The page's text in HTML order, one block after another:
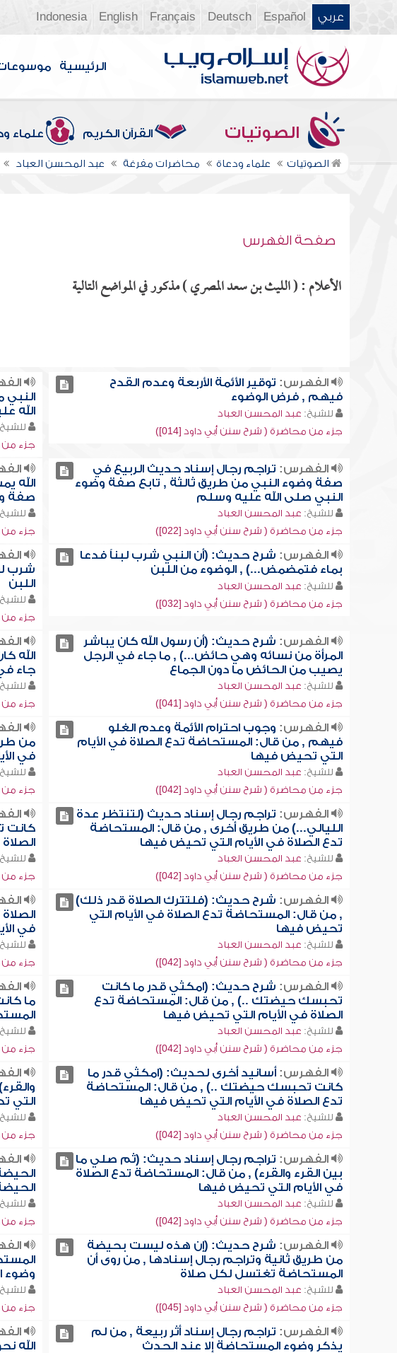
عربي Español
Deutsch
Français
English
Indonesia
الرئيسية
الصوتيات القرآن الكريم علماء
الصوتيات علماء ودعاة محاضرات مفرغة عبد المحسن العباد
صفحة الفهرس
الأعلام : ( الليث بن سعد المصري ) مذكور في المواضع التالية
الفهرس: توقير الأئمة الأربعة وعدم القدح
فيهم , فرض الوضوء
للشيخ: عبد المحسن العباد
جزء من محاضرة ( شرح سنن أبي داود [014])
الله
جزء من
الفهرس: تراجم رجال إسناد حديث الربيع في
صفة وضوء النبي من طريق ثالثة , تابع صفة وضوء
النبي صلى الله عليه وسلم
للشيخ: عبد المحسن العباد
جزء من محاضرة ( شرح سنن أبي داود [022])
الله
صفة
جزء من
الفهرس: شرح حديث: (أن النبي شرب لبناً فدعا
بماء فتمضمض...) , الوضوء من اللبن
للشيخ: عبد المحسن العباد
جزء من محاضرة ( شرح سنن أبي داود [032])
شرب
اللبن
جزء من
الفهرس: شرح حديث: (أن رسول الله كان يباشر
المرأة من نسائه وهي حائض...) , ما جاء في الرجل
يصيب من الحائض ما دون الجماع
للشيخ: عبد المحسن العباد
جزء من محاضرة ( شرح سنن أبي داود [041])
الله
جاء
جزء من
الفهرس: وجوب احترام الأئمة وعدم الغلو
فيهم , من قال: المستحاضة تدع الصلاة في الأيام
التي تحيض فيها
للشيخ: عبد المحسن العباد
جزء من محاضرة ( شرح سنن أبي داود [042])
من
في
جزء من
الفهرس: تراجم رجال إسناد حديث (لتنتظر عدة
الليالي...) من طريق أخرى , من قال: المستحاضة
تدع الصلاة في الأيام التي تحيض فيها
للشيخ: عبد المحسن العباد
جزء من محاضرة ( شرح سنن أبي داود [042])
كانت
جزء من
الفهرس: شرح حديث: (فلتترك الصلاة قدر ذلك)
, من قال: المستحاضة تدع الصلاة في الأيام التي
تحيض فيها
للشيخ: عبد المحسن العباد
جزء من محاضرة ( شرح سنن أبي داود [042])
في
جزء من
الفهرس: شرح حديث: (امكثي قدر ما كانت
تحبسك حيضتك ..) , من قال: المستحاضة تدع
الصلاة في الأيام التي تحيض فيها
للشيخ: عبد المحسن العباد
جزء من محاضرة ( شرح سنن أبي داود [042])
ما
جزء من
الفهرس:أسانيد أخرى لحديث: (امكثي قدر ما
كانت تحبسك حيضتك ..) , من قال: المستحاضة
تدع الصلاة في الأيام التي تحيض فيها
للشيخ: عبد المحسن العباد
جزء من محاضرة ( شرح سنن أبي داود [042])
التي
جزء من
الفهرس: تراجم رجال إسناد حديث: (ثم صلي ما
بين القرء والقرء) , من قال: المستحاضة تدع الصلاة
في الأيام التي تحيض فيها
للشيخ: عبد المحسن العباد
جزء من محاضرة ( شرح سنن أبي داود [042])
جزء من
الفهرس: شرح حديث: (إن هذه ليست بحيضة
من طريق ثانية وتراجم رجال إسنادها , من روى أن
المستحاضة تغتسل لكل صلاة
للشيخ: عبد المحسن العباد
جزء من محاضرة ( شرح سنن أبي داود [045])
وضوء
جزء من
الفهرس: تراجم رجال إسناد أثر ربيعة , من لم
يذكر وضوء المستحاضة إلا عند الحدث
الله